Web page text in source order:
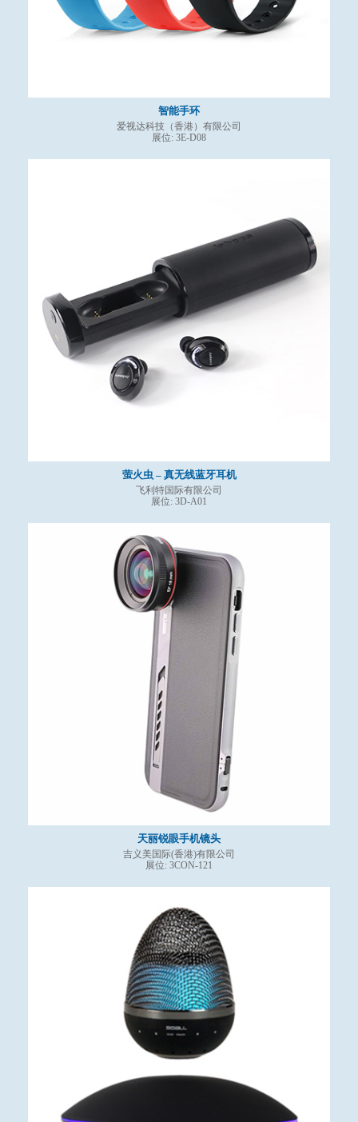
智能手环
爱视达科技（香港）有限公司
展位: 3E-D08
萤火虫 – 真无线蓝牙耳机
飞利特国际有限公司
展位: 3D-A01
天丽锐眼手机镜头
吉义美国际(香港)有限公司
展位: 3CON-121